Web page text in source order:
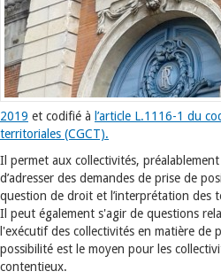
2019 et codifié à l’article L.1116-1 du
territoriales (CGCT).
Il permet aux collectivités, préalablement
d’adresser des demandes de prise de
question de droit et l’interprétation des
Il peut également s'agir de questions
l'exécutif des collectivités en matière de
possibilité est le moyen pour les
contentieux.